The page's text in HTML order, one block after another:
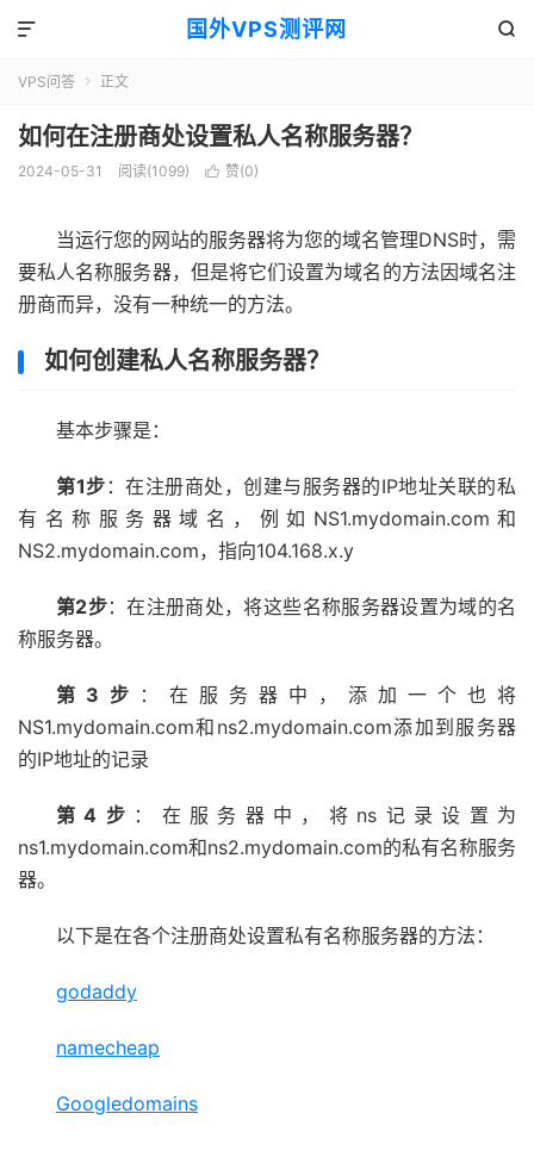
国外VPS测评网 

VPS问答  正文
如何在注册商处设置私人名称服务器？
2024-05-31 阅读(1099)  赞(0)
当运行您的网站的服务器将为您的域名管理DNS时，需
要私人名称服务器，但是将它们设置为域名的方法因域名注
册商而异，没有一种统一的方法。
如何创建私人名称服务器？
基本步骤是：
第1步 ：在注册商处，创建与服务器的IP地址关联的私
有名称服务器域名，例如NS1.mydomain.com和
NS2.mydomain.com，指向104.168.x.y
第2步：在注册商处，将这些名称服务器设置为域的名
称服务器。
第3步 ：在服务器中，添加一个也将
NS1.mydomain.com和ns2.mydomain.com添加到服务器
的IP地址的记录
第4步 ：在服务器中，将ns记录设置为
ns1.mydomain.com和ns2.mydomain.com的私有名称服务
器。
以下是在各个注册商处设置私有名称服务器的方法：
godaddy
namecheap
Googledomains